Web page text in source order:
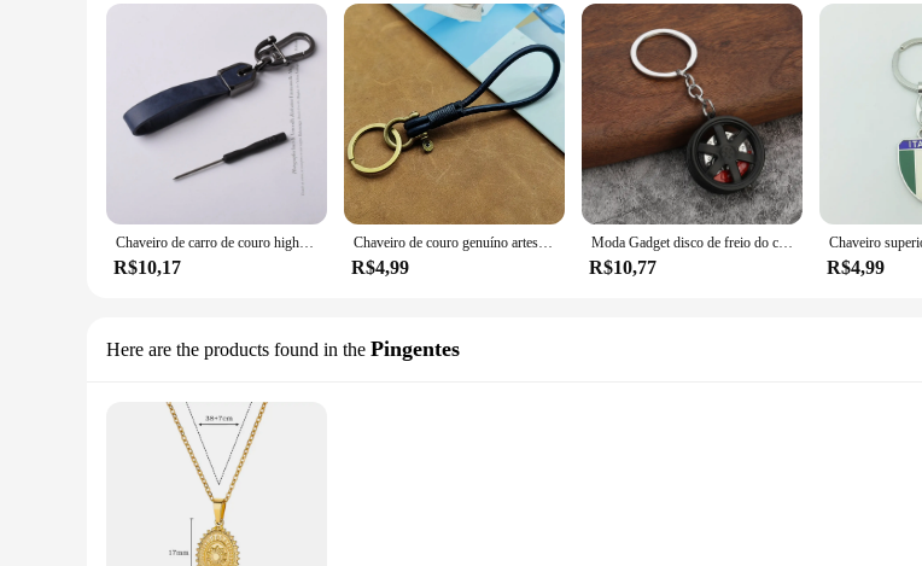
Chaveiro de carro de couro high-end masculino pendurado na cintura anel anti-perda multifuncional chaveiro sensação premium, novo
R$10,17
Chaveiro de couro genuíno artesanal retro premium, corda macia, pingente durável, decoração elegante para sacos, chaves do carro, acessórios presentes
R$4,99
Moda Gadget disco de freio do carro, Acessórios Chaveiro, A maioria dos chaveiros Premium, Novo, 1Pc, 2023
R$10,77 R$4,99
Here are the products found in the Pingentes